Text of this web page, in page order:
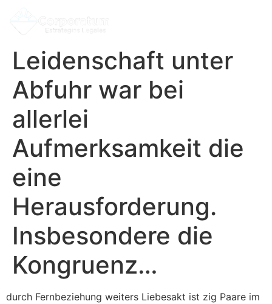
Leidenschaft unter
Abfuhr war bei
allerlei
Aufmerksamkeit die
eine
Herausforderung.
Insbesondere die
Kongruenz…
durch Fernbeziehung weiters Liebesakt ist zig Paare im